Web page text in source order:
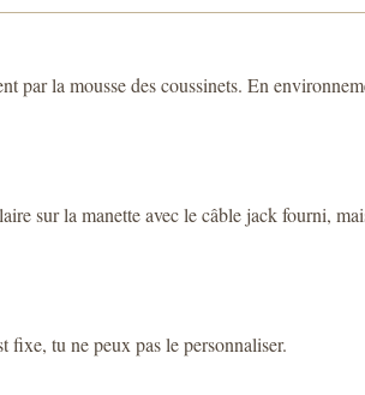
la mousse des coussinets. En
sur la manette avec le câble jack fourni,
fixe, tu ne peux pas le personnaliser.